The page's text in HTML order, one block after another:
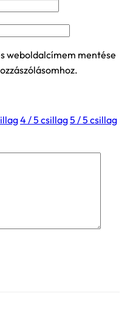
weboldalcímem mentése
4 / 5 csillag5 / 5 csillag